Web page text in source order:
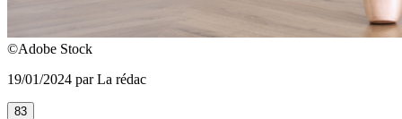
©Adobe Stock
19/01/2024 par La rédac
83